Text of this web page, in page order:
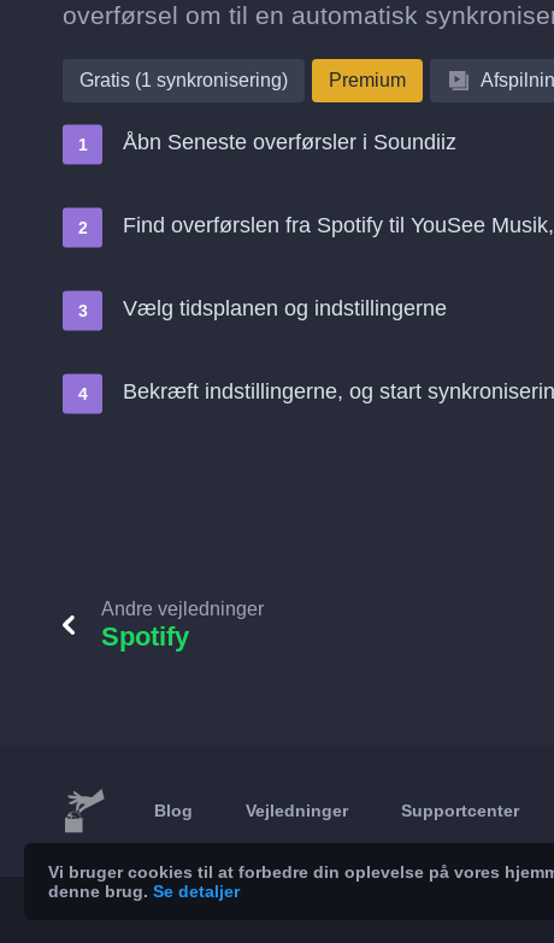
overførsel om til en automatisk
Gratis (1 synkronisering) Premium
Åbn Seneste overførsler i Soundiiz
Find overførslen fra Spotify til YouSee
Vælg tidsplanen og indstillingerne
Bekræft indstillingerne, og start
Andre vejledninger
Spotify
Blog Vejledninger Supportcenter
Vi bruger cookies til at forbedre din oplevelse på vores
denne brug. Se detaljer